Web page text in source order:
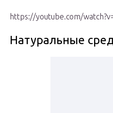
https://youtube.com/
Натуральные